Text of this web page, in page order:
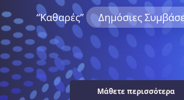
“Kαθαρές” Δημόσιες
Μάθετε περισσότερα